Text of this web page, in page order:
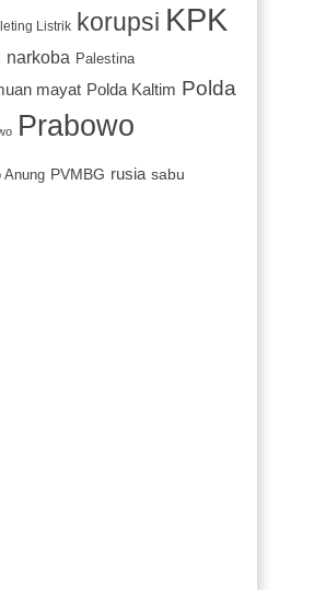
Listrik korupsi KPK
narkoba Palestina
mayat Polda Kaltim Polda
Prabowo
Anung PVMBG rusia sabu